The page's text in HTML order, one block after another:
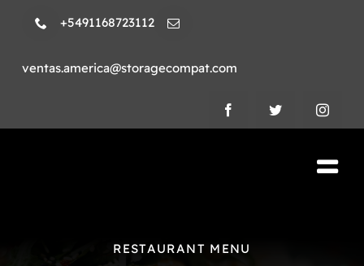
content
+5491168723112
ventas.america@storagecompat.com
RESTAURANT MENU